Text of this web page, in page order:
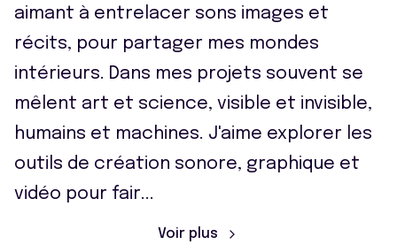
aimant à entrelacer sons images et
récits, pour partager mes mondes
intérieurs. Dans mes projets souvent se
mêlent art et science, visible et invisible,
humains et machines. J'aime explorer les
outils de création sonore, graphique et
vidéo pour fair...
Voir plus